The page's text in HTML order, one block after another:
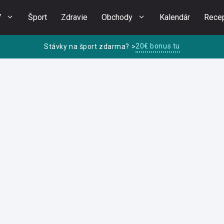
Šport Zdravie Obchody Kalendár
Stávky na šport zdarma? >20€ bonus tu